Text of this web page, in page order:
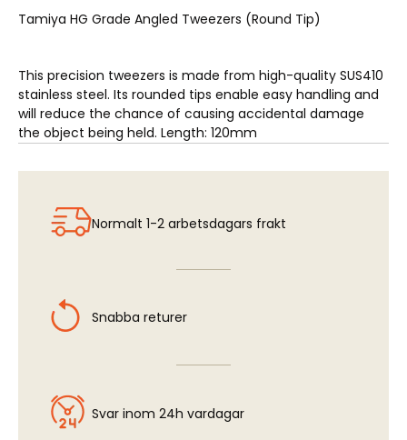
Tamiya HG Grade Angled Tweezers (Round Tip)
This precision tweezers is made from high-quality SUS410
stainless steel. Its rounded tips enable easy handling and
will reduce the chance of causing accidental damage
the object being held. Length: 120mm
Normalt 1-2 arbetsdagars frakt
Snabba returer
Svar inom 24h vardagar